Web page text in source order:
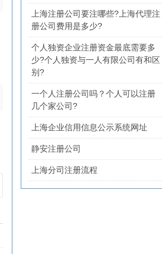
上海注册公司要注哪些?上海代理注
册公司费用是多少?
个人独资企业注册资金最底需要多
少?个人独资与一人有限公司有和区
别?
一个人注册公司吗？个人可以注册
几个家公司?
上海企业信用信息公示系统网址
静安注册公司
上海分司注册流程